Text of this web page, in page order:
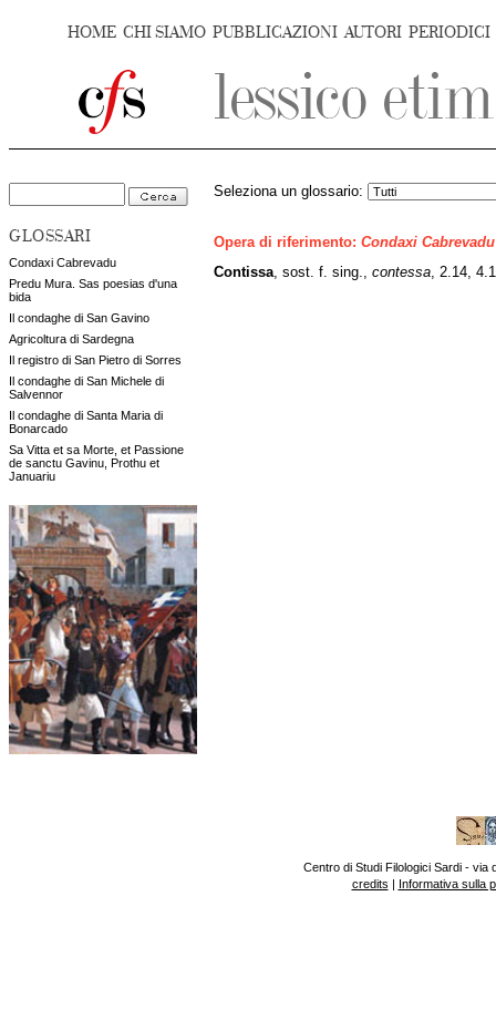
HOME CHI SIAMO PUBBLICAZIONI AUTORI PERIODICI
GLOSSARI
Condaxi Cabrevadu
Predu Mura. Sas poesias d'una
bida
Il condaghe di San Gavino
Agricoltura di Sardegna
Il registro di San Pietro di Sorres
Il condaghe di San Michele di
Salvennor
Il condaghe di Santa Maria di
Bonarcado
Sa Vitta et sa Morte, et Passione
de sanctu Gavinu, Prothu et
Januariu
Seleziona un glossario:
Opera di riferimento: Condaxi Cabrevadu
Contissa sost. f. sing., contessa , 2.14,
Centro di Studi Filologici Sardi - via
credits | Informativa sulla